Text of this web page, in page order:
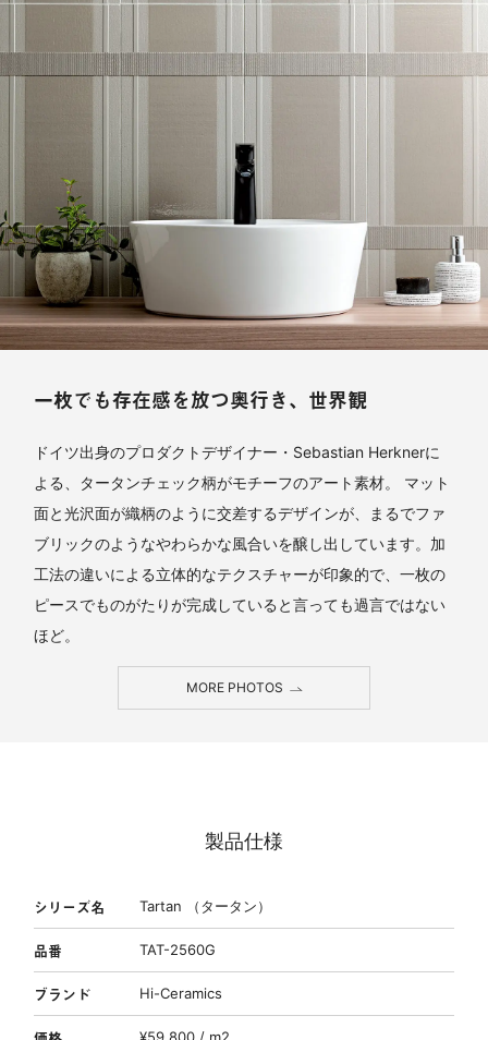
一枚でも存在感を放つ奥行き、世界観
ドイツ出身のプロダクトデザイナー・Sebastian Herknerに
よる、タータンチェック柄がモチーフのアート素材。 マット
面と光沢面が織柄のように交差するデザインが、まるでファ
ブリックのようなやわらかな風合いを醸し出しています。加
工法の違いによる立体的なテクスチャーが印象的で、一枚の
ピースでものがたりが完成していると言っても過言ではない
ほど。
MORE PHOTOS
製品仕様
シリーズ名 Tartan （タータン）
品番 TAT-2560G
ブランド Hi-Ceramics